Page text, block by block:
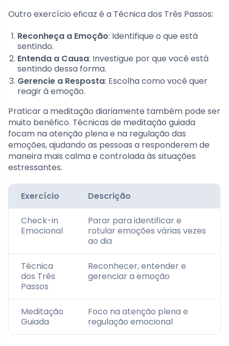
Outro exercício eficaz é a Técnica dos Três Passos:
Reconheça a Emoção: Identifique o que está
sentindo.
Entenda a Causa: Investigue por que você está
sentindo dessa forma.
Gerencie a Resposta: Escolha como você quer
reagir à emoção.
Praticar a meditação diariamente também pode ser
muito benéfico. Técnicas de meditação guiada
focam na atenção plena e na regulação das
emoções, ajudando as pessoas a responderem de
maneira mais calma e controlada às situações
estressantes.
Exercício Descrição
Check-in
Emocional
Parar para identificar e
rotular emoções várias vezes
ao dia
Técnica
dos Três
Passos
Reconhecer, entender e
gerenciar a emoção
Meditação
Guiada
Foco na atenção plena e
regulação emocional